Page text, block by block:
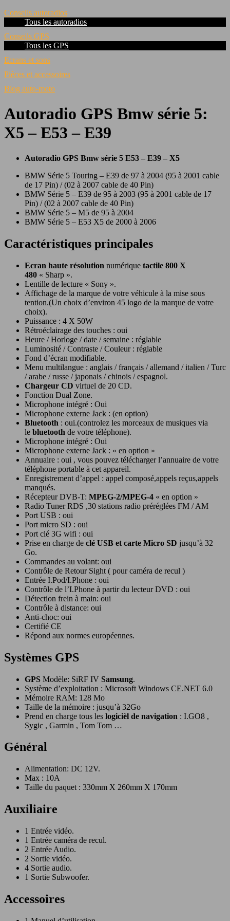
Conseils autoradios
Tous les autoradios
Conseils GPS
Tous les GPS
Ecrans et sons
Pièces et accessoires
Blog auto-moto
Autoradio GPS Bmw série 5:
X5 – E53 – E39
Autoradio GPS Bmw série 5 E53 – E39 – X5
BMW Série 5 Touring – E39 de 97 à 2004 (95 à 2001 cable
de 17 Pin) / (02 à 2007 cable de 40 Pin)
BMW Série 5 – E39 de 95 à 2003 (95 à 2001 cable de 17
Pin) / (02 à 2007 cable de 40 Pin)
BMW Série 5 – M5 de 95 à 2004
BMW Série 5 – E53 X5 de 2000 à 2006
Caractéristiques principales
Ecran haute résolution numérique tactile 800 X
480 « Sharp ».
Lentille de lecture « Sony ».
Affichage de la marque de votre véhicule à la mise sous
tention.(Un choix d’environ 45 logo de la marque de votre
choix).
Puissance : 4 X 50W
Rétroéclairage des touches : oui
Heure / Horloge / date / semaine : réglable
Luminosité / Contraste / Couleur : réglable
Fond d’écran modifiable.
Menu multilangue : anglais / français / allemand / italien / Turc
/ arabe / russe / japonais / chinois / espagnol.
Chargeur CD virtuel de 20 CD.
Fonction Dual Zone.
Microphone intégré : Oui
Microphone externe Jack : (en option)
Bluetooth : oui.(controlez les morceaux de musiques via
le bluetooth de votre téléphone).
Microphone intégré : Oui
Microphone externe Jack : « en option »
Annuaire : oui , vous pouvez télécharger l’annuaire de votre
téléphone portable à cet appareil.
Enregistrement d’appel : appel composé,appels reçus,appels
manqués.
Récepteur DVB-T: MPEG-2/MPEG-4 « en option »
Radio Tuner RDS ,30 stations radio préréglées FM / AM
Port USB : oui
Port micro SD : oui
Port clé 3G wifi : oui
Prise en charge de clé USB et carte Micro SD jusqu’à 32
Go.
Commandes au volant: oui
Contrôle de Retour Sight ( pour caméra de recul )
Entrée I.Pod/I.Phone : oui
Contrôle de l’I.Phone à partir du lecteur DVD : oui
Détection frein à main: oui
Contrôle à distance: oui
Anti-choc: oui
Certifié CE
Répond aux normes européennes.
Systèmes GPS
GPS Modèle: SiRF IV Samsung.
Système d’exploitation : Microsoft Windows CE.NET 6.0
Mémoire RAM: 128 Mo
Taille de la mémoire : jusqu’à 32Go
Prend en charge tous les logicièl de navigation : I.GO8 ,
Sygic , Garmin , Tom Tom …
Général
Alimentation: DC 12V.
Max : 10A
Taille du paquet : 330mm X 260mm X 170mm
Auxiliaire
1 Entrée vidéo.
1 Entrée caméra de recul.
2 Entrée Audio.
2 Sortie vidéo.
4 Sortie audio.
1 Sortie Subwoofer.
Accessoires